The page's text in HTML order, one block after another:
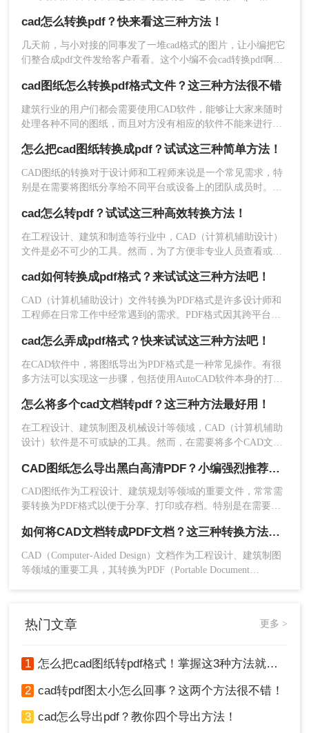
PDF：https://pdftoword.55.la/cad2pdf/
2、打开链接进入转换界面。
3、如果需要设置颜色和背景色，那么可以提前设
转换。
4、开始转换。
5、转换成功，点击下载就可以了。
总结：
以上就是cad怎么转换成pdf格式的全部方法操作
以根据具体情况选择合适的方式。希望以上方法能
把cad转换成pdf的方法，希望对大家有所帮助！
cad怎么转换pdf？快来看这三种方法！
几天前，与小对接的同事发了一堆cad格式的图片，让小编把它
们整合成pdf文件发给客户看看。这个小编不会cad转换pdf啊？
了一个可以快速解决cad转pdf的工具。好吧，下面一起看看cad
怎么转换pdf吧~
cad图纸怎么转换pdf格式文件？这三种方法很不错
建筑行业的用户们都会需要使用CAD软件，能够让大家来随时
处理各种不同的图纸，而且对方没有相应的软件不能来进行查
知道cad图纸怎么转换pdf格式文件的小伙伴们就赶紧来这里看
看小编提供的方法吧，相信一定能够帮助到各位哦。
怎么把cad图纸转换成pdf？试试这三种简单方法！
CAD图纸的转换对于设计师和工程师来说是一个常见需求，特
别是在需要将图纸分享给不同平台或设备上的团队成员时。
择。那么怎么把cad图纸转换成pdf呢？本文将介绍四种将CAD
图纸转换为PDF的方法。
cad怎么转pdf？试试这三种高效转换方法！
在工程设计、建筑和制造等行业中，CAD（计算机辅助设计）
文件是必不可少的工具。然而，为了方便非专业人员查看或打
式。那么cad怎么转pdf呢？本文将介绍三种常用的CAD转PDF
的方法。
cad如何转换成pdf格式？来试试这三种方法吧！
CAD（计算机辅助设计）文件转换为PDF格式是许多设计师和
工程师在日常工作中经常遇到的需求。PDF格式因其跨平台兼
么CAD如何转换成PDF格式呢？本文将介绍四种将CAD文件转
换为PDF格式的方法。
cad怎么弄成pdf格式？快来试试这三种方法吧！
在CAD软件中，将图纸导出为PDF格式是一种常见操作。有很
多方法可以实现这一步骤，包括使用AutoCAD软件本身的打印
网站。本文将为你介绍这三种cad怎么弄成pdf格式方法，快来
选择适合你的方式，轻松将CAD图纸转换成PDF格式吧!
怎么将多个cad文档转pdf？这三种方法最好用！
在工程设计、建筑制图及机械设计等领域，CAD（计算机辅助
设计）软件是不可或缺的工具。然而，在需要将多个CAD文档
格式成为了一个常见的需求。PDF格式以其良好的兼容性和稳
定性，确保了文档在不同设备和软件中的一致呈现。那么怎么
将多个cad文档转pdf呢？以下是将多个CAD文档转换为PDF格
CAD图纸怎么导出黑白高清PDF？小编强烈推荐这三种方法！
CAD图纸作为工程设计、建筑规划等领域的重要文件，常常需
要转换为PDF格式以便于分享、打印或存档。特别是在需要保
理想的选择。那么CAD图纸怎么导出黑白高清PDF呢？本文将
介绍三种将CAD图纸导出为黑白高清PDF的方法，帮助读者轻
松应对不同场景下的需求。
如何将CAD文档转成PDF文档？这三种转换方法快来了解下！
CAD（Computer-Aided Design）文档作为工程设计、建筑制图
等领域的重要工具，其转换为PDF（Portable Document
CAD文档转换成PDF文档的方法。
热门文章 更多 >
1 怎么把cad图纸转pdf格式！掌握这3种方法就可以
2 cad转pdf图太小怎么回事？这两个方法很不错！
3 cad怎么导出pdf？教你四个导出方法！